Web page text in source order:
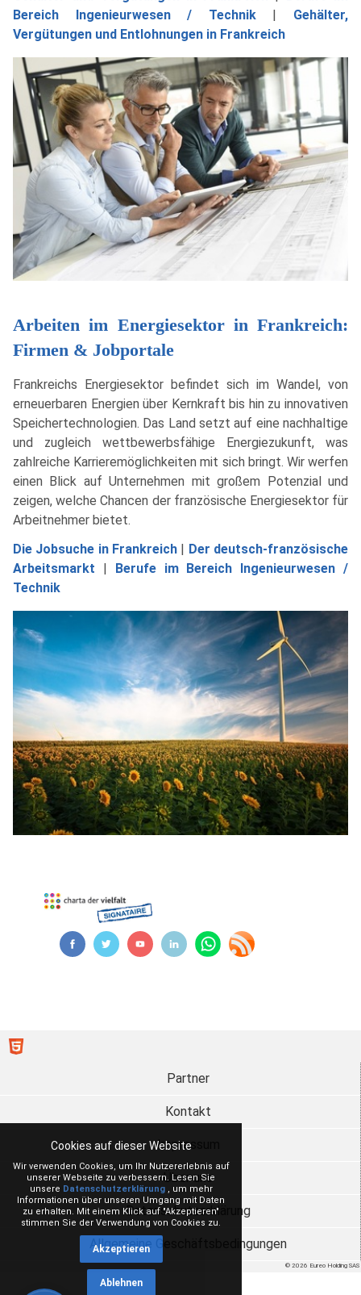
Bereich Ingenieurwesen / Technik| Gehälter,
Vergütungen und Entlohnungen in Frankreich
Arbeiten im Energiesektor in Frankreich:
Firmen & Jobportale
Frankreichs Energiesektor befindet sich im Wandel, von
erneuerbaren Energien über Kernkraft bis hin zu innovativen
Speichertechnologien. Das Land setzt auf eine nachhaltige
und zugleich wettbewerbsfähige Energiezukunft, was
zahlreiche Karrieremöglichkeiten mit sich bringt. Wir werfen
einen Blick auf Unternehmen mit großem Potenzial und
zeigen, welche Chancen der französische Energiesektor für
Arbeitnehmer bietet.
Die Jobsuche in Frankreich | Der deutsch-französische
Arbeitsmarkt | Berufe im Bereich Ingenieurwesen /
Technik
Cookies auf dieser Website
Wir verwenden Cookies, um Ihr Nutzererlebnis auf
unserer Webseite zu verbessern. Lesen Sie
unsere Datenschutzerklärung, um mehr
Informationen über unseren Umgang mit Daten
zu erhalten. Mit einem Klick auf "Akzeptieren"
stimmen Sie der Verwendung von Cookies zu.
Akzeptieren
Ablehnen
© 2026 Eureo Holding SAS
Partner
Kontakt
Impressum
Über uns
Datenschutzerklärung
Allgemeine Geschäftsbedingungen